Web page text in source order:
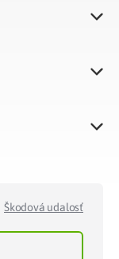
Škodová udalosť